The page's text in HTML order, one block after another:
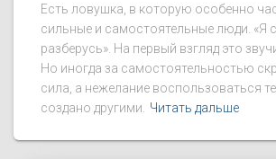
Есть ловушка, в которую особенно
сильные и самостоятельные люди. «Я
разберусь». На первый взгляд это
Но иногда за самостоятельностью
сила, а нежелание воспользоваться
создано другими.
Читать дальше